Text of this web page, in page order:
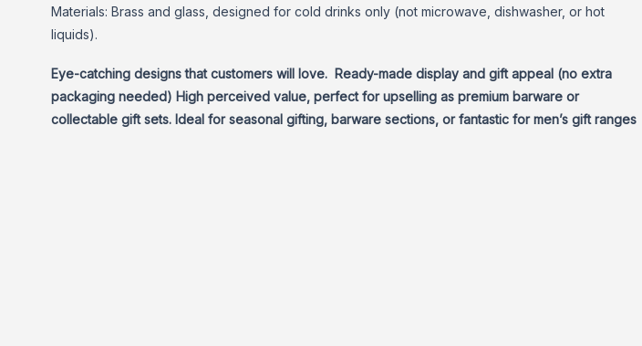
Materials: Brass and glass, designed for cold drinks only (not microwave, dishwasher, or hot
liquids).
Eye-catching designs that customers will love. Ready-made display and gift appeal (no extra
packaging needed) High perceived value, perfect for upselling as premium barware or
collectable gift sets. Ideal for seasonal gifting, barware sections, or fantastic for men’s gift ranges